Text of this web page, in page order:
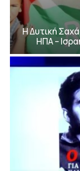
Η Δυτική
ΗΠΑ –